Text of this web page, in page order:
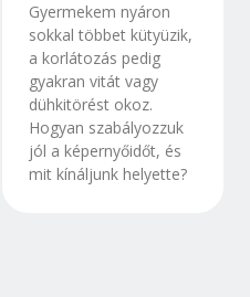
Gyermekem nyáron
sokkal többet kütyüzik,
a korlátozás pedig
gyakran vitát vagy
dühkitörést okoz.
Hogyan szabályozzuk
jól a képernyőidőt, és
mit kínáljunk helyette?